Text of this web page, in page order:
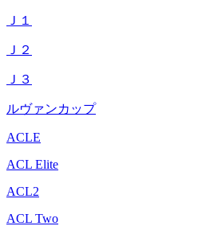
Ｊ１
Ｊ２
Ｊ３
ルヴァンカップ
ACLE
ACL Elite
ACL2
ACL Two